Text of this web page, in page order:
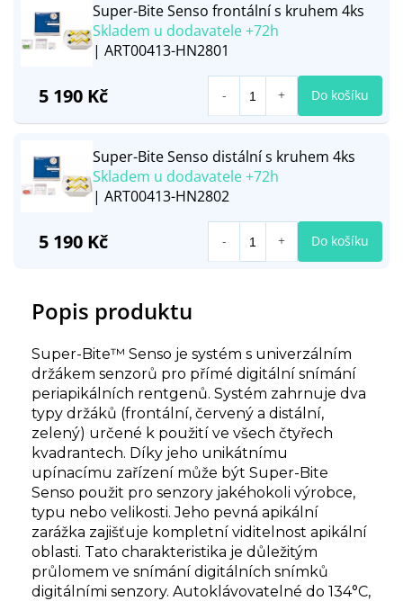
Popis produktu
Super-Bite™ Senso je systém s univerzálním
držákem senzorů pro přímé digitální snímání
periapikálních rentgenů. Systém zahrnuje dva
typy držáků (frontální, červený a distální,
zelený) určené k použití ve všech čtyřech
kvadrantech. Díky jeho unikátnímu
upínacímu zařízení může být Super-Bite
Senso použit pro senzory jakéhokoli výrobce,
typu nebo velikosti. Jeho pevná apikální
zarážka zajišťuje kompletní viditelnost apikální
oblasti. Tato charakteristika je důležitým
průlomem ve snímání digitálních snímků
digitálními senzory. Autoklávovatelné do 134°C,
Super-Bite Senso frontální s kruhem 4ks
Skladem u dodavatele +72h
| ART00413-HN2801
5 190 Kč Do košíku
Super-Bite Senso distální s kruhem 4ks
Skladem u dodavatele +72h
| ART00413-HN2802
5 190 Kč Do košíku